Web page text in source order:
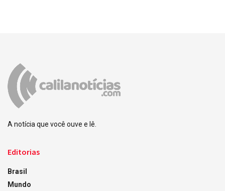
A notícia que você ouve e lê.
Editorias
Brasil
Mundo